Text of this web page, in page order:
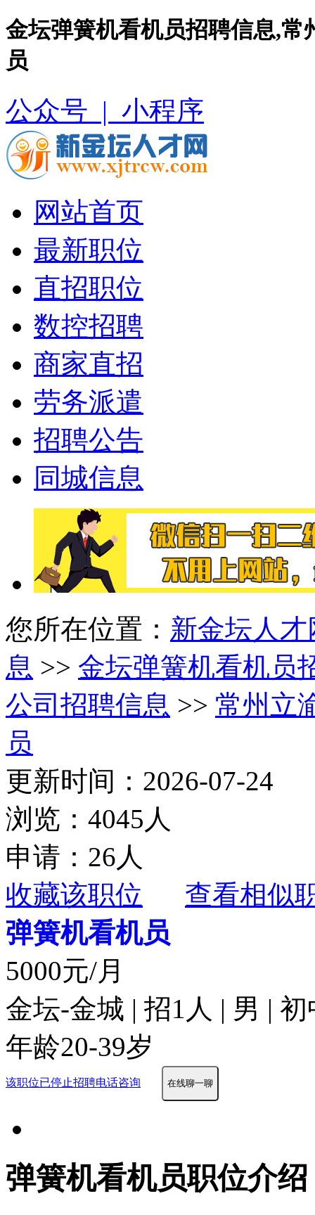
金坛弹簧机看机员招聘信息,
员
公众号 | 小程序
网站首页
最新职位
直招职位
数控招聘
商家直招
劳务派遣
招聘公告
同城信息
您所在位置： 新金坛人才
息 >> 金坛弹簧机看机员
公司招聘信息 >> 常州立
员
更新时间：2026-07-24
浏览：4045人
申请：26人
收藏该职位
查看相似
弹簧机看机员
5000元/月
金坛-金城 | 招1人 | 男 |
年龄20-39岁
该职位已停止招聘电话咨询 在线聊一聊
弹簧机看机员职位介绍